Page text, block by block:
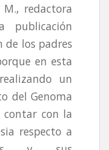
redactora
los padres
en esta
un
del Genoma
con la
respecto a